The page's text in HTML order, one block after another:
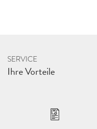
SERVICE
Ihre Vorteile